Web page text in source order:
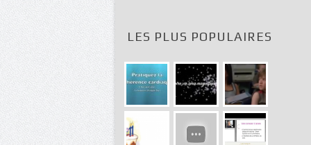
LES PLUS POPULAIRES